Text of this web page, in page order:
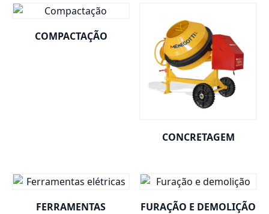
COMPACTAÇÃO
CONCRETAGEM
FERRAMENTAS
FURAÇÃO E DEMOLIÇÃO